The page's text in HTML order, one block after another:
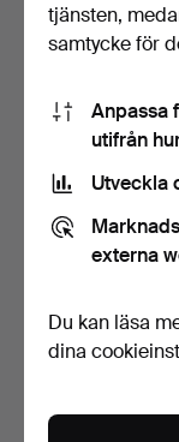
keramik med
tjänsten,
samtycke för
Anpassa
utifrån
Utveckla
externa
Du kan läsa
dina